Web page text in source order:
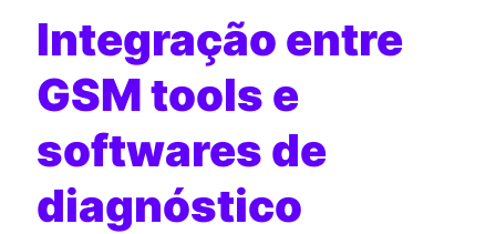
Integração entre
GSM tools e
softwares de
diagnóstico